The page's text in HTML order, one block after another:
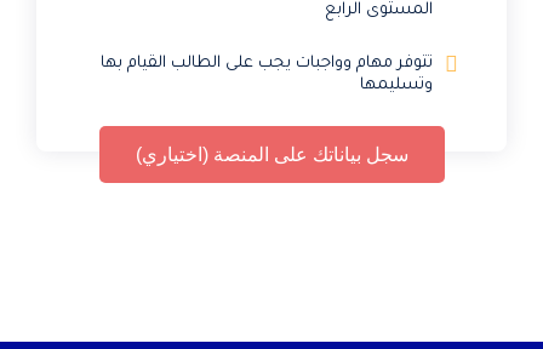
المستوى الرابع
تتوفر مهام وواجبات يجب على الطالب القيام بها
وتسليمها
سجل بياناتك على المنصة (اختياري)